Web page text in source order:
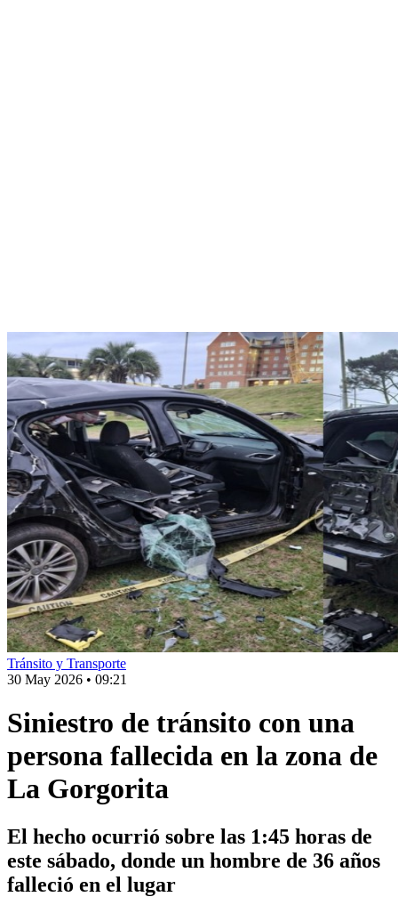
Tránsito y Transporte
30 May 2026 • 09:21
Siniestro de tránsito con una
persona fallecida en la zona de
La Gorgorita
El hecho ocurrió sobre las 1:45 horas de
este sábado, donde un hombre de 36 años
falleció en el lugar